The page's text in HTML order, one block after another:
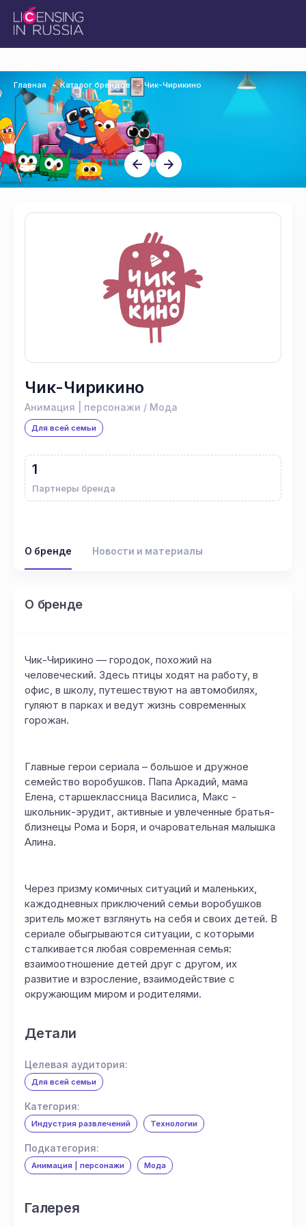
Главная Каталог брендов Чик-Чирикино
Чик-Чирикино
Анимация | персонажи / Мода
Для всей семьи
1
Партнеры бренда
О бренде Новости и материалы
О бренде
Чик-Чирикино — городок, похожий на
человеческий. Здесь птицы ходят на работу, в
офис, в школу, путешествуют на автомобилях,
гуляют в парках и ведут жизнь современных
горожан.
Главные герои сериала – большое и дружное
семейство воробушков. Папа Аркадий, мама
Елена, старшеклассница Василиса, Макс -
школьник-эрудит, активные и увлеченные братья-
близнецы Рома и Боря, и очаровательная малышка
Алина.
Через призму комичных ситуаций и маленьких,
каждодневных приключений семьи воробушков
зритель может взглянуть на себя и своих детей. В
сериале обыгрываются ситуации, с которыми
сталкивается любая современная семья:
взаимоотношение детей друг с другом, их
развитие и взросление, взаимодействие с
окружающим миром и родителями.
Детали
Целевая аудитория:
Для всей семьи
Категория:
Индустрия развлечений Технологии
Подкатегория:
Анимация | персонажи Мода
Галерея